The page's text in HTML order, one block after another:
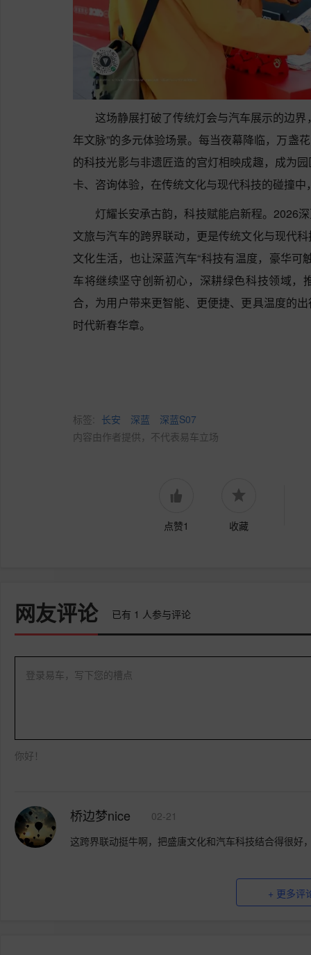
这场静展打破了传统灯会与汽车展示的边
年文脉”的多元体验场景。每当夜幕降临，万盏
的科技光影与非遗匠造的宫灯相映成趣，成为
卡、咨询体验，在传统文化与现代科技的碰撞
灯耀长安承古韵，科技赋能启新程。2026
文旅与汽车的跨界联动，更是传统文化与现代
文化生活，也让深蓝汽车“科技有温度，豪华可
车将继续坚守创新初心，深耕绿色科技领域，
合，为用户带来更智能、更便捷、更具温度的
时代新春华章。
标签: 长安 深蓝
深蓝S07
内容由作者提供，不代表易车立场
点赞1 收藏
网友评论 已有 1 人参与评论
登录易车，写下您的槽点
你好！
桥边梦nice
02-21
这跨界联动挺牛啊，把盛唐文化和汽车科技结合得很好
+ 更多评